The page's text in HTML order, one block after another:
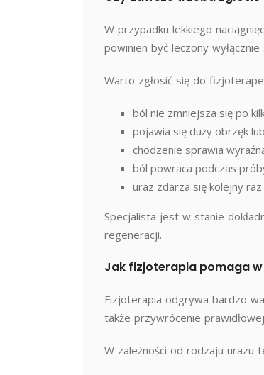
W przypadku lekkiego
powinien być leczony wyłącznie
Warto zgłosić się do
ból nie zmniejsza się po
pojawia się duży obrzęk
chodzenie sprawia
ból powraca podczas
uraz zdarza się kolejny
Specjalista jest w stanie
regeneracji.
Jak fizjoterapia pomaga w
Fizjoterapia odgrywa bardzo
także przywrócenie
W zależności od rodzaju urazu